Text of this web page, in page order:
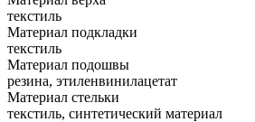
текстиль
Материал подкладки
текстиль
Материал подошвы
резина, этиленвинилацетат
Материал стельки
текстиль, синтетический материал